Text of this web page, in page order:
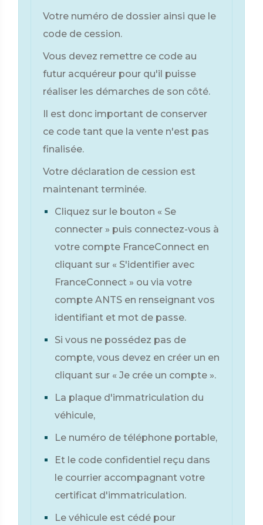
Votre numéro de dossier ainsi que le
code de cession.
Vous devez remettre ce code au
futur acquéreur pour qu'il puisse
réaliser les démarches de son côté.
Il est donc important de conserver
ce code tant que la vente n'est pas
finalisée.
Votre déclaration de cession est
maintenant terminée.
Cliquez sur le bouton « Se
connecter » puis connectez-vous à
votre compte FranceConnect en
cliquant sur « S'identifier avec
FranceConnect » ou via votre
compte ANTS en renseignant vos
identifiant et mot de passe.
Si vous ne possédez pas de
compte, vous devez en créer un en
cliquant sur « Je crée un compte ».
La plaque d'immatriculation du
véhicule,
Le numéro de téléphone portable,
Et le code confidentiel reçu dans
le courrier accompagnant votre
certificat d'immatriculation.
Le véhicule est cédé pour